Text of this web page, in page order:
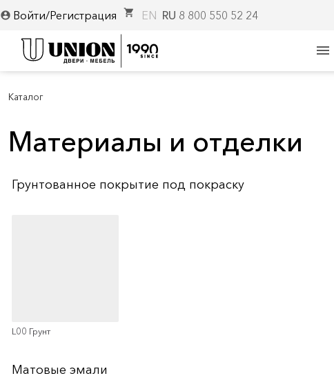
account_circle Войти/Регистрация shopping_cart EN RU 8 800 550 52 24
menu
Каталог
Материалы и отделки
Грунтованное покрытие под покраску
L00 Грунт
Матовые эмали